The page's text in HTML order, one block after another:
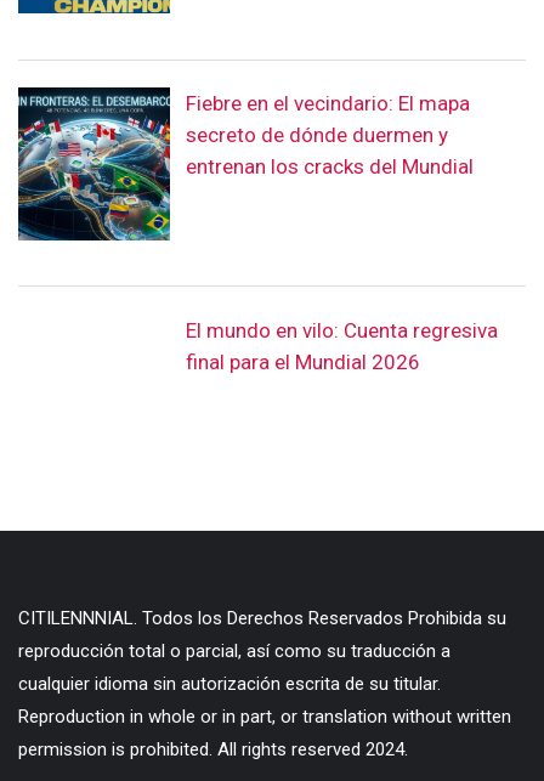
Fiebre en el vecindario: El mapa
secreto de dónde duermen y
entrenan los cracks del Mundial
El mundo en vilo: Cuenta regresiva
final para el Mundial 2026
CITILENNNIAL. Todos los Derechos Reservados Prohibida su
reproducción total o parcial, así como su traducción a
cualquier idioma sin autorización escrita de su titular.
Reproduction in whole or in part, or translation without written
permission is prohibited. All rights reserved 2024.